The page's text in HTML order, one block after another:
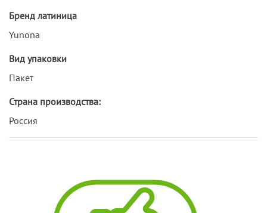
Бренд латиница
Yunona
Вид упаковки
Пакет
Страна производства:
Россия